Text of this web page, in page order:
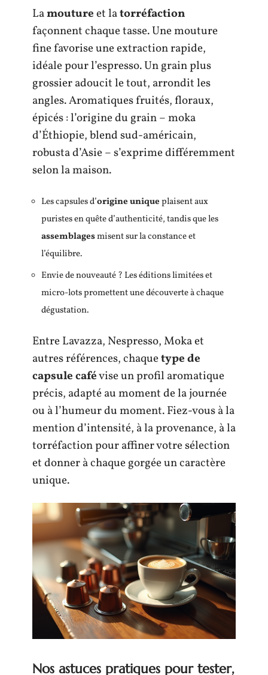
Lamoutureet latorréfaction
façonnent chaque tasse. Une mouture
fine favorise une extraction rapide,
idéale pour l’espresso. Un grain plus
grossier adoucit le tout, arrondit les
angles. Aromatiques fruités, floraux,
épicés : l’origine du grain – moka
d’Éthiopie, blend sud-américain,
robusta d’Asie – s’exprime différemment
selon la maison.
Les capsules d’origine uniqueplaisent aux
puristes en quête d’authenticité, tandis que les
assemblagesmisent sur la constance et
l’équilibre.
Envie de nouveauté ? Les éditions limitées et
micro-lots promettent une découverte à chaque
dégustation.
Entre Lavazza, Nespresso, Moka et
autres références, chaquetype de
capsule cafévise un profil aromatique
précis, adapté au moment de la journée
ou à l’humeur du moment. Fiez-vous à la
mention d’intensité, à la provenance, à la
torréfaction pour affiner votre sélection
et donner à chaque gorgée un caractère
unique.
Nos astuces pratiques pour tester,